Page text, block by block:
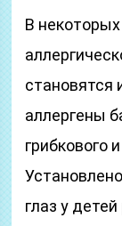
В
становятся
аллергены
грибкового
глаз у